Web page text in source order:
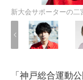
新大会サポーターの二
「神戸総合運動